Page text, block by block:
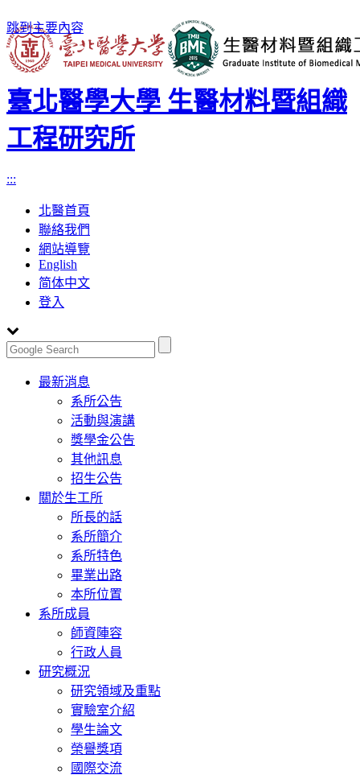
跳到主要內容
臺北醫學大學 生醫材料暨組織
工程研究所
:::
北醫首頁
聯絡我們
網站導覽
English
简体中文
登入
Toggle
navigation
最新消息
系所公告
活動與演講
獎學金公告
其他訊息
招生公告
關於生工所
所長的話
系所簡介
系所特色
畢業出路
本所位置
系所成員
師資陣容
行政人員
研究概況
研究領域及重點
實驗室介紹
學生論文
榮譽獎項
國際交流